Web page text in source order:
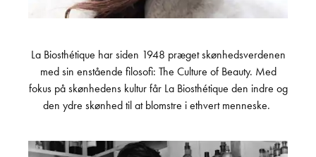
La Biosthétique har siden 1948 præget skønhedsverdenen
med sin enstående filosofi: The Culture of Beauty. Med
fokus på skønhedens kultur får La Biosthétique den indre og
den ydre skønhed til at blomstre i ethvert menneske.